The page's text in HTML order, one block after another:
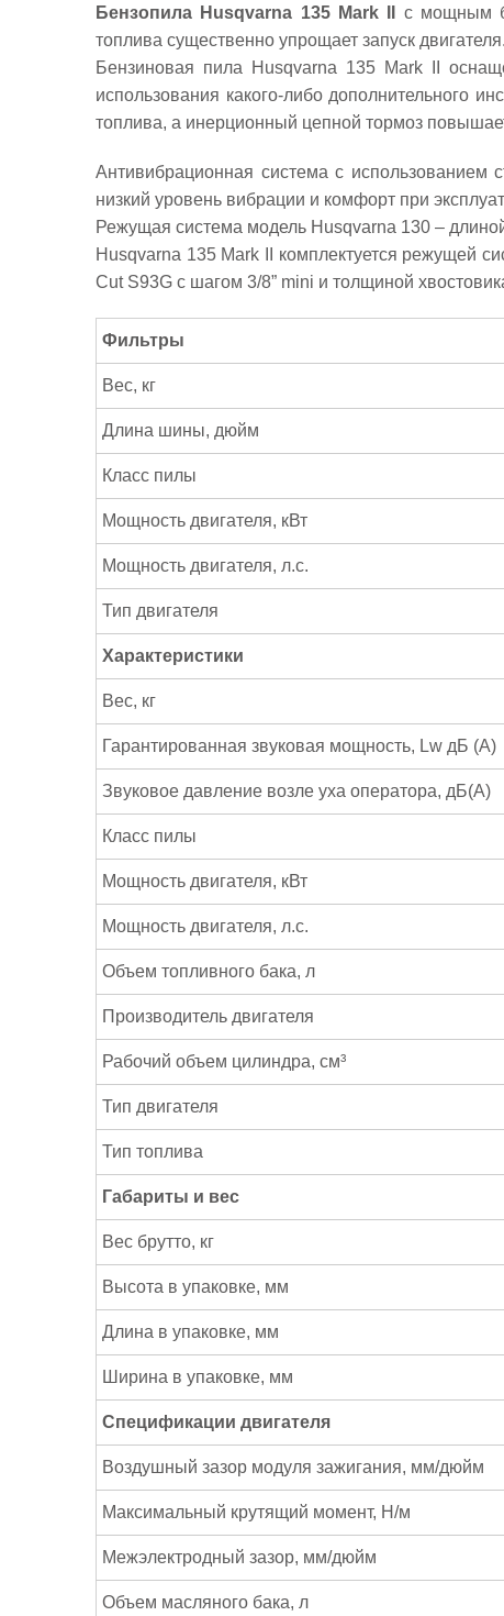
Бензопила Husqvarna 135 Mark II с мощным
топлива существенно упрощает запуск
Бензиновая пила Husqvarna 135 Mark II
использования какого-либо дополнительного
топлива, а инерционный цепной тормоз
Антивибрационная система с использованием
низкий уровень вибрации и комфорт при
Режущая система модель Husqvarna 130 –
Husqvarna 135 Mark II комплектуется режущей
Cut S93G с шагом 3/8” mini и толщиной
Фильтры
Вес, кг
Длина шины, дюйм
Класс пилы
Мощность двигателя, кВт
Мощность двигателя, л.с.
Тип двигателя
Характеристики
Вес, кг
Гарантированная звуковая мощность, Lw дБ (А)
Звуковое давление возле уха оператора, дБ(А)
Класс пилы
Мощность двигателя, кВт
Мощность двигателя, л.с.
Объем топливного бака, л
Производитель двигателя
Рабочий объем цилиндра, см³
Тип двигателя
Тип топлива
Габариты и вес
Вес брутто, кг
Высота в упаковке, мм
Длина в упаковке, мм
Ширина в упаковке, мм
Спецификации двигателя
Воздушный зазор модуля зажигания, мм/дюйм
Максимальный крутящий момент, Н/м
Межэлектродный зазор, мм/дюйм
Объем масляного бака, л